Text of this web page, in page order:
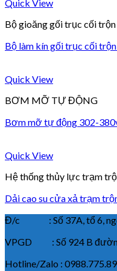
Quick View
Bộ gioăng gối trục cối trộn
Bộ làm kín gối trục cối
Quick View
BƠM MỠ TỰ ĐỘNG
Bơm mỡ tự động 302-
Quick View
Hệ thống thủy lực trạm
Dải cao su cửa xả trạm
Đ/c : Số 37A, tổ 6, ngõ
VPGD : Số 924 B đường
Hotline/Zalo :